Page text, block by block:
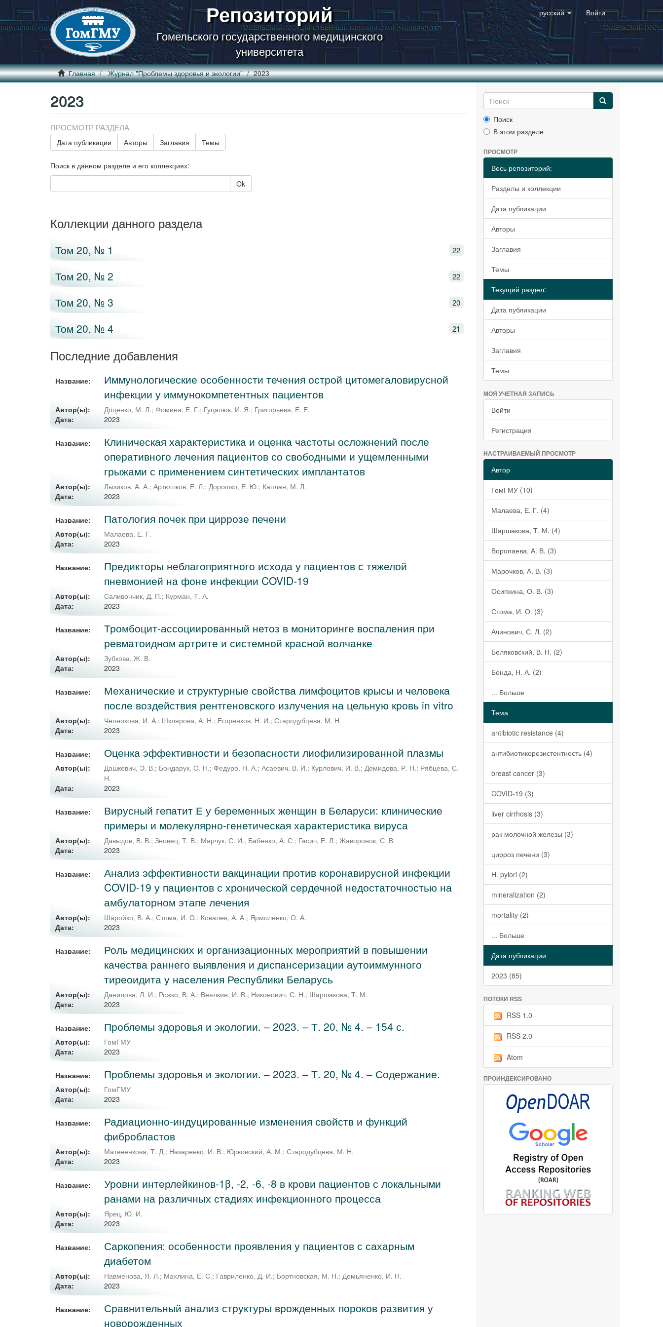
Репозиторий
Гомельского государственного медицинского
университета
русский Войти
Главная Журнал "Проблемы здоровья и экологии" 2023
2023
ПРОСМОТР РАЗДЕЛА
Дата публикации Авторы Заглавия Темы
Поиск в данном разделе и его коллекциях:
Ok
Коллекции данного раздела
Том 20, № 1 22
Том 20, № 2 22
Том 20, № 3 20
Том 20, № 4 21
Последние добавления
Название:
Иммунологические особенности течения острой цитомегаловирусной
инфекции у иммунокомпетентных пациентов
Автор(ы): Доценко, М. Л.; Фомина, Е. Г.; Гуцалюк, И. Я.; Григорьева, Е. Е.
Дата:
2023
Название:
Клиническая характеристика и оценка частоты осложнений после
оперативного лечения пациентов со свободными и ущемленными
грыжами с применением синтетических имплантатов
Автор(ы): Лызиков, А. А.;Артюшков, Е. Л.;Дорошко, Е. Ю.; Каплан, М. Л.
Дата:
2023
Название: Патология почек при циррозе печени
Автор(ы):
Малаева, Е. Г.
Дата:
2023
Название:
Предикторы неблагоприятного исхода у пациентов с тяжелой
пневмонией на фоне инфекции COVID-19
Автор(ы): Саливончик, Д. П.; Курман, Т. А.
Дата:
2023
Название:
Тромбоцит-ассоциированный нетоз в мониторинге воспаления при
ревматоидном артрите и системной красной волчанке
Автор(ы):
Зубкова, Ж. В.
Дата:
2023
Название:
Механические и структурные свойства лимфоцитов крысы и человека
после воздействия рентгеновского излучения на цельную кровь in vitro
Автор(ы): Челнокова, И. А.; Шклярова, А. Н.; Егоренков, Н. И.;Стародубцева, М. Н.
Дата:
2023
Название: Оценка эффективности и безопасности лиофилизированной плазмы
Автор(ы): Дашкевич, Э. В.; Бондарук, О. Н.; Федуро, Н. А.;Асаевич, В. И.; Курлович, И. В.;Демидова, Р. Н.; Рябцева, С.
Н.
Дата:
2023
Название:
Вирусный гепатит Е у беременных женщин в Беларуси: клинические
примеры и молекулярно-генетическая характеристика вируса
Автор(ы): Давыдов, В. В.;Зновец, Т. В.; Марчук, С. И.; Бабенко, А. С.; Гасич, Е. Л.;Жаворонок, С. В.
Дата:
2023
Название:
Анализ эффективности вакцинации против коронавирусной инфекции
COVID-19 у пациентов с хронической сердечной недостаточностью на
амбулаторном этапе лечения
Автор(ы): Шаройко, В. А.;Стома, И. О.; Ковалев, А. А.; Ярмоленко, О. А.
Дата:
2023
Название:
Роль медицинских и организационных мероприятий в повышении
качества раннего выявления и диспансеризации аутоиммунного
тиреоидита у населения Республики Беларусь
Автор(ы): Данилова, Л. И.; Рожко, В. А.; Веялкин, И. В.; Никонович, С. Н.; Шаршакова, Т. М.
Дата:
2023
Название: Проблемы здоровья и экологии. – 2023. – Т. 20, № 4. – 154 с.
Автор(ы):
ГомГМУ
Дата:
2023
Название: Проблемы здоровья и экологии. – 2023. – Т. 20, № 4. – Содержание.
Автор(ы):
ГомГМУ
Дата:
2023
Название:
Радиационно-индуцированные изменения свойств и функций
фибробластов
Автор(ы): Матвеенкова, Т. Д.; Назаренко, И. В.; Юрковский, А. М.;Стародубцева, М. Н.
Дата:
2023
Название:
Уровни интерлейкинов-1β, -2, -6, -8 в крови пациентов с локальными
ранами на различных стадиях инфекционного процесса
Автор(ы):
Ярец, Ю. И.
Дата:
2023
Название:
Саркопения: особенности проявления у пациентов с сахарным
диабетом
Автор(ы): Навменова, Я. Л.; Махлина, Е. С.; Гавриленко, Д. И.; Бортновская, М. Н.;Демьяненко, И. Н.
Дата:
2023
Название:
Сравнительный анализ структуры врожденных пороков развития у
новорожденных
Поиск
В этом разделе
ПРОСМОТР
Весь репозиторий:
Разделы и коллекции
Дата публикации
Авторы
Заглавия
Темы
Текущий раздел:
Дата публикации
Авторы
Заглавия
Темы
МОЯ УЧЕТНАЯ ЗАПИСЬ
Войти
Регистрация
НАСТРАИВАЕМЫЙ ПРОСМОТР
Автор
ГомГМУ (10)
Малаева, Е. Г. (4)
Шаршакова, Т. М. (4)
Воропаева, А. В. (3)
Марочков, А. В. (3)
Осипкина, О. В. (3)
Стома, И. О. (3)
Ачинович, С. Л. (2)
Беляковский, В. Н. (2)
Бонда, Н. А. (2)
... Больше
Тема
antibiotic resistance (4)
антибиотикорезистентность (4)
breast cancer (3)
COVID-19 (3)
liver cirrhosis (3)
рак молочной железы (3)
цирроз печени (3)
H. pylori (2)
mineralization (2)
mortality (2)
... Больше
Дата публикации
2023 (85)
ПОТОКИ RSS
RSS 1.0
RSS 2.0
Atom
ПРОИНДЕКСИРОВАНО